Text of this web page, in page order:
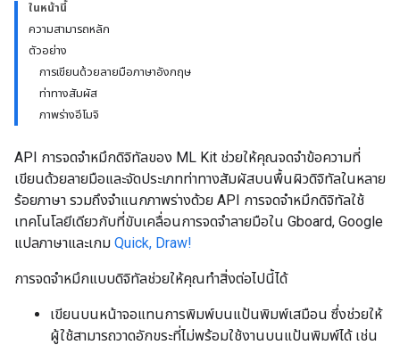
ในหน้านี้
ความสามารถหลัก
ตัวอย่าง
การเขียนด้วยลายมือภาษาอังกฤษ
ท่าทางสัมผัส
ภาพร่างอีโมจิ
API การจดจำหมึกดิจิทัลของ ML Kit ช่วยให้คุณจดจำข้อความที่
เขียนด้วยลายมือและจัดประเภทท่าทางสัมผัสบนพื้นผิวดิจิทัลในหลาย
ร้อยภาษา รวมถึงจำแนกภาพร่างด้วย API การจดจำหมึกดิจิทัลใช้
เทคโนโลยีเดียวกับที่ขับเคลื่อนการจดจำลายมือใน Gboard, Google
แปลภาษาและเกม Quick, Draw!
การจดจำหมึกแบบดิจิทัลช่วยให้คุณทำสิ่งต่อไปนี้ได้
เขียนบนหน้าจอแทนการพิมพ์บนแป้นพิมพ์เสมือน ซึ่งช่วยให้
ผู้ใช้สามารถวาดอักขระที่ไม่พร้อมใช้งานบนแป้นพิมพ์ได้ เช่น